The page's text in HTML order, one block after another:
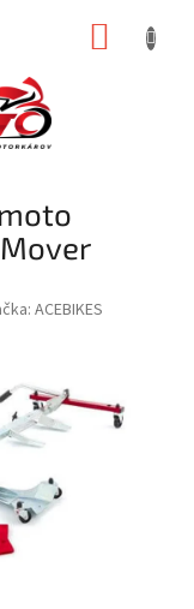
ACEBIKES